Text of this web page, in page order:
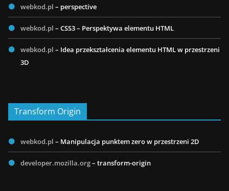
webkod.pl – perspective
webkod.pl – CSS3 – Perspektywa elementu HTML
webkod.pl – Idea przekształcenia elementu HTML w przestrzeni
3D
Transform Origin
webkod.pl – Manipulacja punktem zero w przestrzeni 2D
developer.mozilla.org– transform-origin